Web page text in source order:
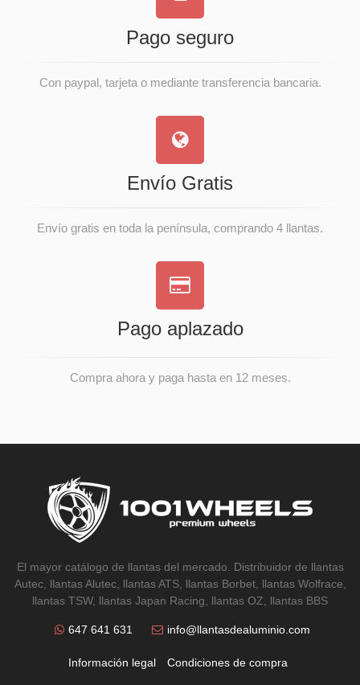
Pago seguro
Con paypal, tarjeta o mediante transferencia bancaria.
Envío Gratis
Envío gratis en toda la península, comprando 4 llantas.
Pago aplazado
Compra ahora y paga hasta en 12 meses.
El mayor catálogo de llantas del mercado. Distribuidor de llantas
Autec, llantas Alutec, llantas ATS, llantas Borbet, llantas Wolfrace,
llantas TSW, llantas Japan Racing, llantas OZ, llantas BBS
647 641 631 info@llantasdealuminio.com
Información legal Condiciones de compra